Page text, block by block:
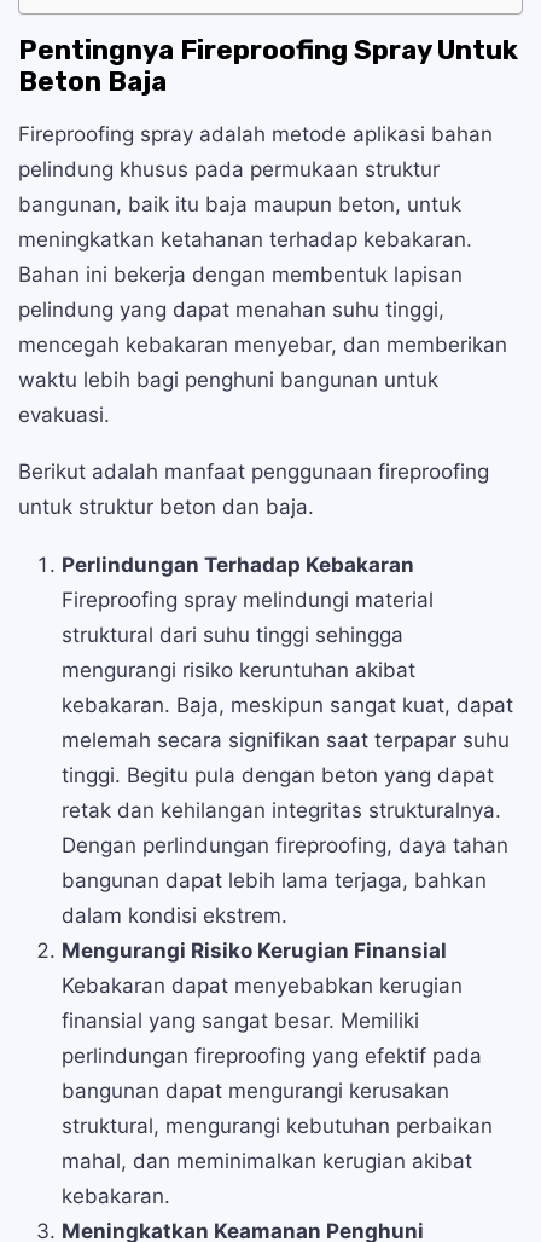
Pentingnya Fireproofing Spray Untuk
Beton Baja
Fireproofing spray adalah metode aplikasi bahan
pelindung khusus pada permukaan struktur
bangunan, baik itu baja maupun beton, untuk
meningkatkan ketahanan terhadap kebakaran.
Bahan ini bekerja dengan membentuk lapisan
pelindung yang dapat menahan suhu tinggi,
mencegah kebakaran menyebar, dan memberikan
waktu lebih bagi penghuni bangunan untuk
evakuasi.
Berikut adalah manfaat penggunaan fireproofing
untuk struktur beton dan baja.
Perlindungan Terhadap Kebakaran
Fireproofing spray melindungi material
struktural dari suhu tinggi sehingga
mengurangi risiko keruntuhan akibat
kebakaran. Baja, meskipun sangat kuat, dapat
melemah secara signifikan saat terpapar suhu
tinggi. Begitu pula dengan beton yang dapat
retak dan kehilangan integritas strukturalnya.
Dengan perlindungan fireproofing, daya tahan
bangunan dapat lebih lama terjaga, bahkan
dalam kondisi ekstrem.
Mengurangi Risiko Kerugian Finansial
Kebakaran dapat menyebabkan kerugian
finansial yang sangat besar. Memiliki
perlindungan fireproofing yang efektif pada
bangunan dapat mengurangi kerusakan
struktural, mengurangi kebutuhan perbaikan
mahal, dan meminimalkan kerugian akibat
kebakaran.
Meningkatkan Keamanan Penghuni